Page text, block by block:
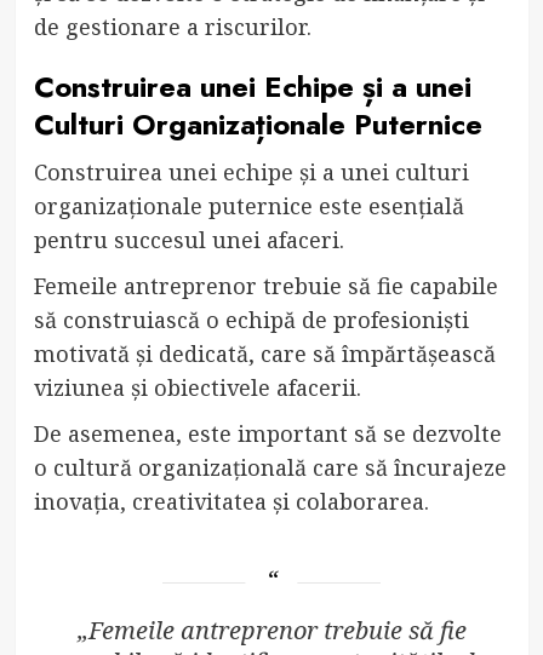
de gestionare a riscurilor.
Construirea unei Echipe și a unei
Culturi Organizaționale Puternice
Construirea unei echipe și a unei culturi
organizaționale puternice este esențială
pentru succesul unei afaceri.
Femeile antreprenor trebuie să fie capabile
să construiască o echipă de profesioniști
motivată și dedicată, care să împărtășească
viziunea și obiectivele afacerii.
De asemenea, este important să se dezvolte
o cultură organizațională care să încurajeze
inovația, creativitatea și colaborarea.
„Femeile antreprenor trebuie să fie